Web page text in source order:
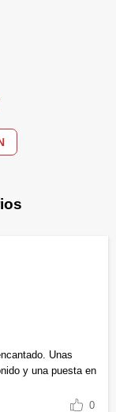
Unas
y una puesta en
0